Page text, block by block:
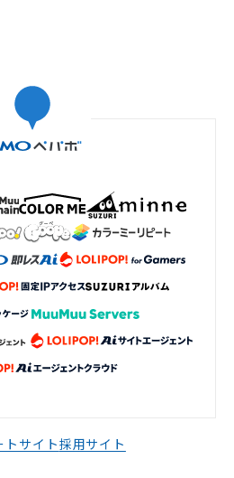
トサイト採用サイト